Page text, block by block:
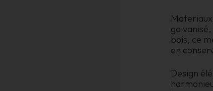
bois, ce
en
Design